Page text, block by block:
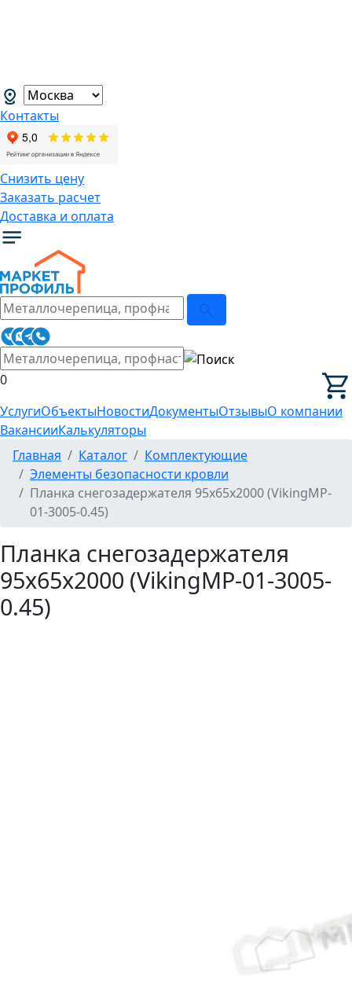
Контакты
Снизить цену
Заказать расчет
Доставка и оплата
0
УслугиОбъектыНовостиДокументыОтзывыО компании
ВакансииКалькуляторы
Главная
Каталог
Комплектующие
Элементы безопасности кровли
Планка снегозадержателя 95х65х2000 (VikingMP-
01-3005-0.45)
Планка снегозадержателя
95х65х2000 (VikingMP-01-3005-
0.45)